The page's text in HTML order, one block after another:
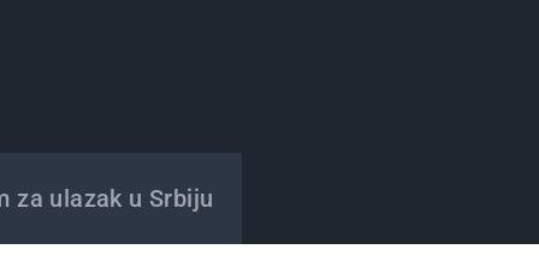
za ulazak u Srbiju